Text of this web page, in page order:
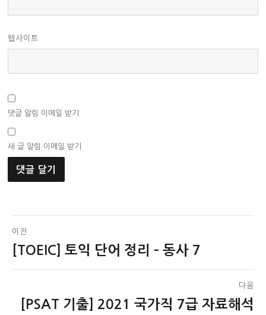
웹사이트
댓글 알림 이메일 받기
새 글 알림 이메일 받기
글
탐
이전
이[TOEIC] 토익 단어 정리 – 동사 7
다음
[PSAT 기출] 2021 국가직 7급 자료해석